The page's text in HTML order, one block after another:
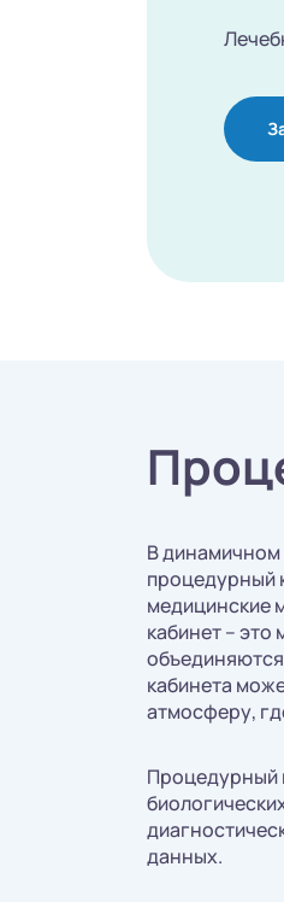
В динамичном
процедурный
медицинские
кабинет –
кабинета
атмосферу,
Процедурный
данных.